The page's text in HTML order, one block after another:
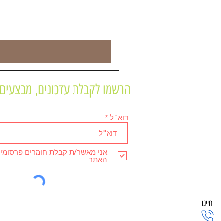
חייגו
הרשמו לקבלת עדכונים,
דוא"ל
אני מאשר/ת קבלת חומרים
האתר